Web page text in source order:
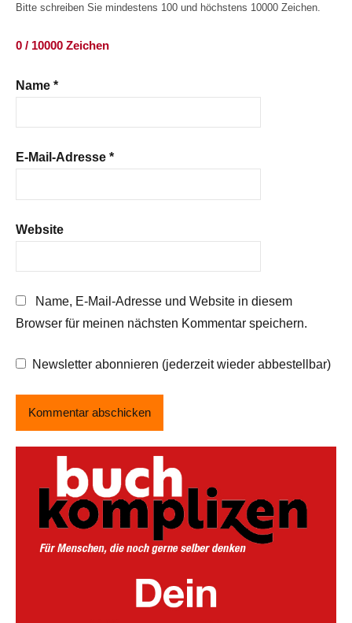
Bitte schreiben Sie mindestens 100 und höchstens 10000 Zeichen.
0 / 10000 Zeichen
Name *
E-Mail-Adresse *
Website
Name, E-Mail-Adresse und Website in diesem
Browser für meinen nächsten Kommentar speichern.
Newsletter abonnieren (jederzeit wieder abbestellbar)